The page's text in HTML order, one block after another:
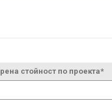
стойност по проекта*